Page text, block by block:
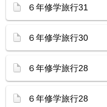
６年修学旅行31
６年修学旅行30
６年修学旅行28
６年修学旅行28